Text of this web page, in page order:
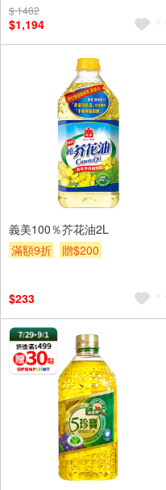
贈OPENPOINT
$ 1482
$1,194
義美100％芥花油2L
滿額9折
贈$200
$233